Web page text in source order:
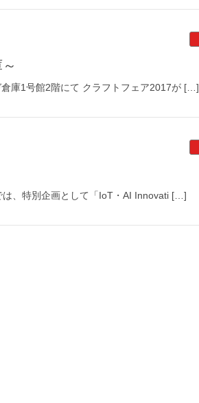
庫1号館2階にて クラフトフェア2017が […]
、特別企画として「IoT・AI Innovati […]